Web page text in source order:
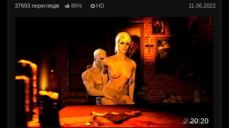
37693 переглядів 86% HD 11.06.2022
20:20